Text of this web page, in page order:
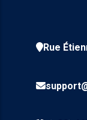
Rue